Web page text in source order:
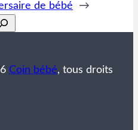
de bébé
→
Coin bébé, tous droits